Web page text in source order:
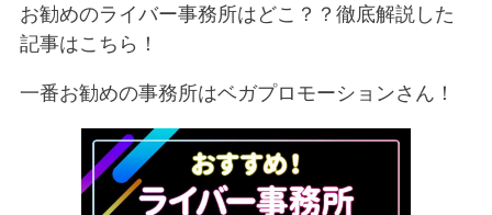
お勧めのライバー事務所はどこ？？徹底解説した
記事はこちら！
一番お勧めの事務所はベガプロモーションさん！